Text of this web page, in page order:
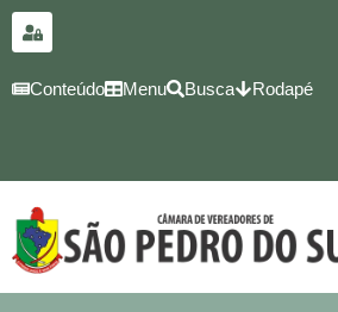
conteúdo
Conteúdo Menu Busca Rodapé